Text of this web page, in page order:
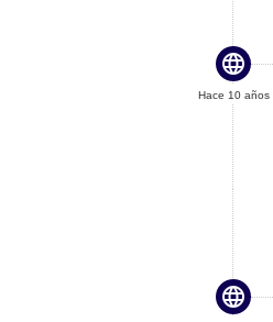

Hace 10 años
